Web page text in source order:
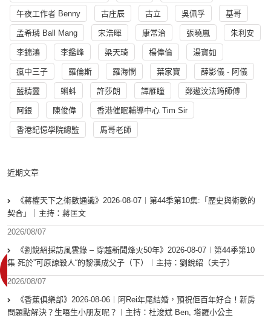
午夜工作者 Benny 古庄辰 古立 吳佩孚 基哥
孟希璘 Ball Mang 宋浩暉 康常治 張曉嵐 朱利安
李錦鴻 李鑑峰 梁天琦 楊偉倫 湯寳如
瘋中三子 羅倫斯 羅海憫 葉家寶 薛影儀 - 阿儀
藍精靈 蝌蚪 許莎朗 譚雁瞳 鄭遨汶法筠師傅
阿銀 陳俊偉 香港催眠輔導中心 Tim Sir
香港記憶學院總監 馬哥老師
近期文章
《蔣權天下之術數通識》2026-08-07︱第44季第10集:「歴史與術數的
契合」｜主持：蔣匡文
2026/08/07
《劉銳紹採訪風雲錄 – 穿越新聞烽火50年》2026-08-07︱第44季第10
集 死於”可原諒殺人“的黎漢成父子（下）︱主持：劉銳紹（夫子）
2026/08/07
《香蕉俱樂部》2026-08-06︱阿Rei年尾結婚，預祝佢百年好合！新房
問題點解決？生唔生小朋友呢？︱主持：杜浚斌 Ben, 塔羅小公主